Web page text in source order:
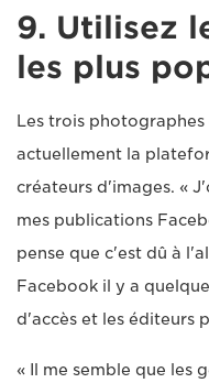
9. Utilisez
les plus
Les trois
actuellement la
créateurs d'images. «
mes publications
pense que c'est dû à
Facebook il y a
d'accès et les éditeurs
« Il me semble que les